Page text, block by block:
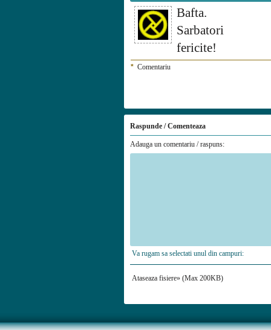
Bafta.
Sarbatori
fericite!
* Comentariu
Raspunde / Comenteaza
Adauga un comentariu / raspuns:
Va rugam sa selectati unul din campuri:
Ataseaza fisiere» (Max 200KB)